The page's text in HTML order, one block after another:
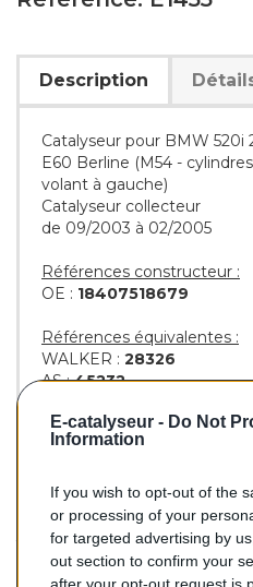
E-catalyseur - Do Not
Information
If you wish to opt-out of the
or processing of your
for targeted advertising by
out section to confirm your
Description
Catalyseur pour BMW 520i
E60 Berline (M54 -
volant à gauche)
Catalyseur collecteur
de 09/2003 à 02/2005
Références constructeur :
OE : 18407518679
Références équivalentes :
WALKER : 28326
AS :45232
BM :BM91455H
212,00 €